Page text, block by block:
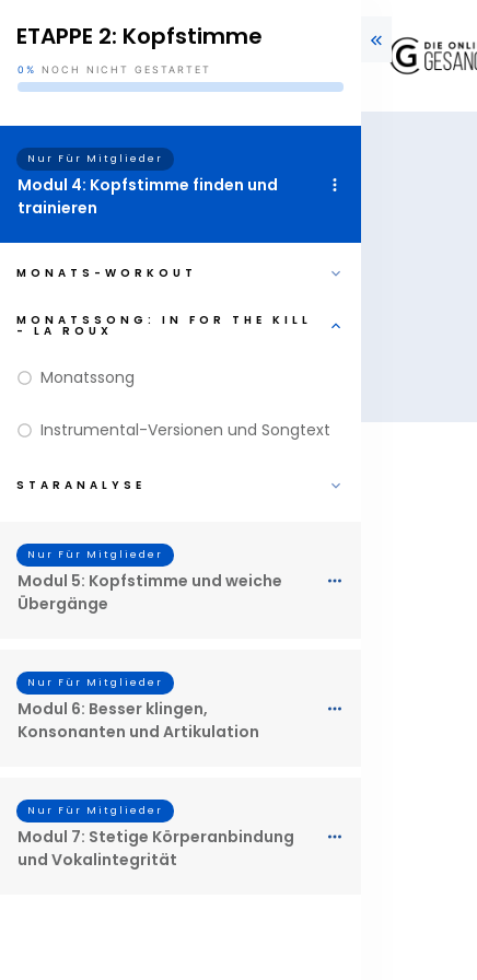
ETAPPE 2: Kopfstimme
0% NOCH NICHT GESTARTET
Nur Für Mitglieder
Modul 4: Kopfstimme finden und
trainieren
MONATS-WORKOUT
MONATSSONG: IN FOR THE KILL
- LA ROUX
Monatssong
Instrumental-Versionen und Songtext
STARANALYSE
Nur Für Mitglieder
Modul 5: Kopfstimme und weiche
Übergänge
Nur Für Mitglieder
Modul 6: Besser klingen,
Konsonanten und Artikulation
Nur Für Mitglieder
Modul 7: Stetige Körperanbindung
und Vokalintegrität